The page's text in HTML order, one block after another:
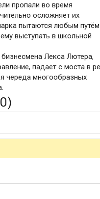
пропали во время
осложняет их
пытаются любым путём
выступать в школьной
Лекса Лютера,
падает с моста в
череда многообразных
0)